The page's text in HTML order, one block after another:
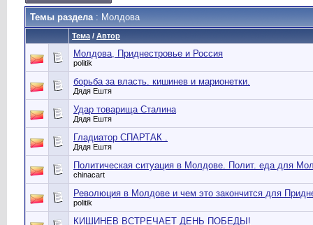
Темы раздела: Молдова
Тема / Автор
Молдова, Приднестровье и Россия
politik
борьба за власть. кишинев и марионетки.
Дядя Ештя
Удар товарища Сталина
Дядя Ештя
Гладиатор СПАРТАК .
Дядя Ештя
Политическая ситуация в Молдове. Полит. еда для
chinacart
Революция в Молдове и чем это закончится для
politik
КИШИНЕВ ВСТРЕЧАЕТ ДЕНЬ ПОБЕДЫ!